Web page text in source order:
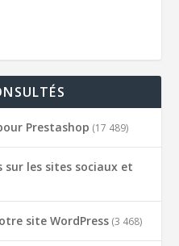
Prestashop (17 489)
sur les sites sociaux et
site WordPress (3 468)